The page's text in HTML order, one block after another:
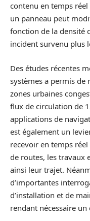
contenu en temps réel
un panneau peut
fonction de la densité
incident survenu plus
Des études récentes
systèmes a permis de
zones urbaines
flux de circulation de
applications de
est également un
recevoir en temps
de routes, les travaux
ainsi leur trajet.
d’importantes
d’installation et de
rendant nécessaire